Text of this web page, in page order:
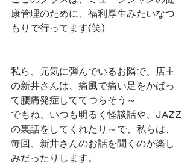
康管理のために、福利厚生みたいなつ
もりで行ってます(笑)
私ら、元気に弾んでいるお隣で、店主
の新井さんは、痛風で痛い足をかばっ
て腰痛発症しててつらそう～
でもね、いつも明るく怪談話や、JAZZ
の裏話をしてくれたり～で、私らは、
毎回、新井さんのお話を聞くのが楽し
みだったりします。